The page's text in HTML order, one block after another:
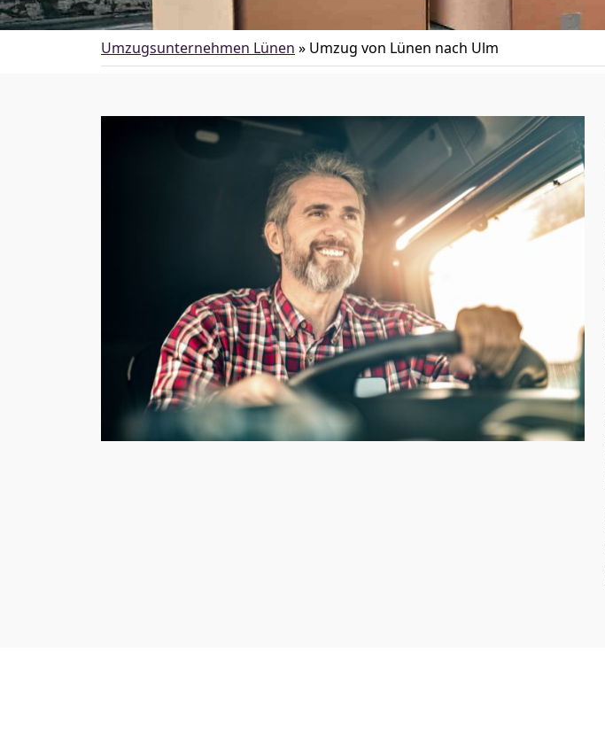
Umzugsunternehmen Lünen » Umzug von Lünen nach Ulm